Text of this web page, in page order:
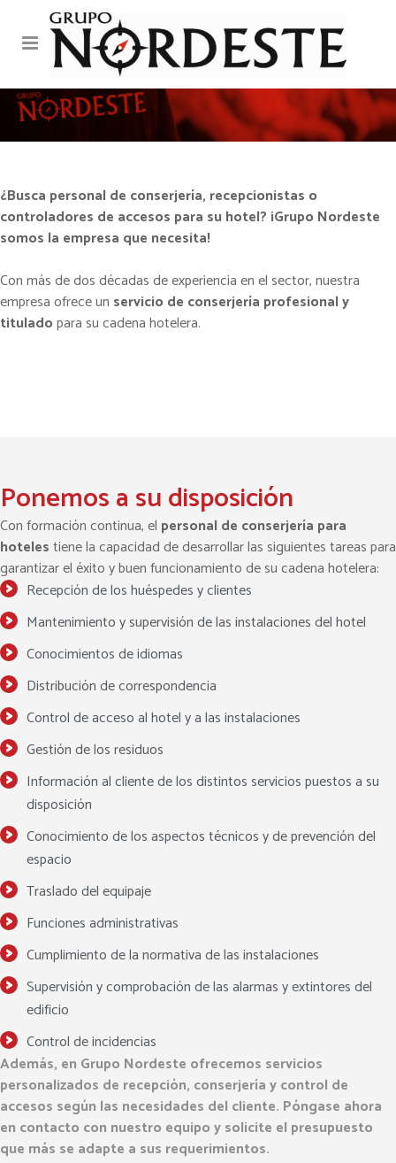
CONSERJERÍA PARA
HOTELES
¿Busca personal de conserjería, recepcionistas o
controladores de accesos para su hotel? ¡Grupo Nordeste
somos la empresa que necesita!
Con más de dos décadas de experiencia en el sector, nuestra
empresa ofrece un servicio de conserjería profesional y
tituladopara su cadena hotelera.
Solicita nuestro servicio
Ponemos a su disposición
Con formación continua, el personal de conserjería para
hotelestiene la capacidad de desarrollar las siguientes tareas para
garantizar el éxito y buen funcionamiento de su cadena hotelera:
Recepción de los huéspedes y clientes
Mantenimiento y supervisión de las instalaciones del hotel
Conocimientos de idiomas
Distribución de correspondencia
Control de acceso al hotel y a las instalaciones
Gestión de los residuos
Información al cliente de los distintos servicios puestos a su
disposición
Conocimiento de los aspectos técnicos y de prevención del
espacio
Traslado del equipaje
Funciones administrativas
Cumplimiento de la normativa de las instalaciones
Supervisión y comprobación de las alarmas y extintores del
edificio
Control de incidencias
Además, en Grupo Nordeste ofrecemos servicios
personalizados de recepción, conserjería y control de
accesos según las necesidades del cliente. Póngase ahora
en contacto con nuestro equipo y solicite el presupuesto
que más se adapte a sus requerimientos.